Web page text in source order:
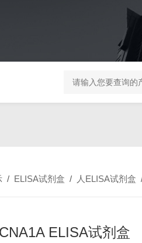
榛子东部枯萎病菌探
/ ELISA试剂盒 / 人ELISA试剂盒
ELISA试剂盒